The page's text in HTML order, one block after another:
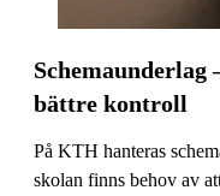
Schemaunderlag
bättre kontroll
På KTH hanteras
skolan finns behov av